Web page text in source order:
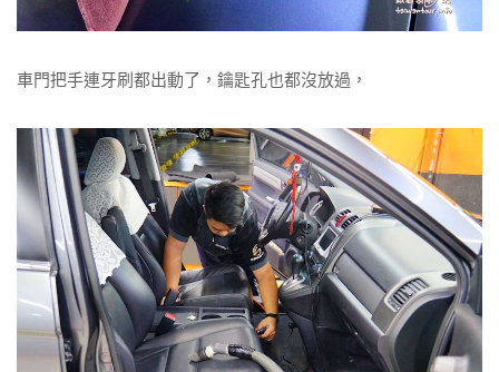
車門把手連牙刷都出動了，鑰匙孔也都沒放過，